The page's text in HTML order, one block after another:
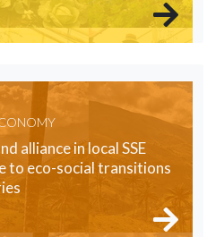
alliance in local SSE
to eco-social transitions